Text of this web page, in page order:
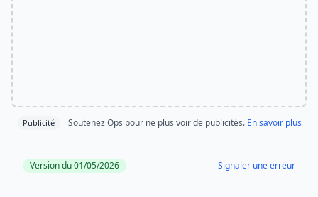
Publicité Soutenez Ops pour ne plus voir de publicités. En savoir plus
Version du 01/05/2026 Signaler une erreur